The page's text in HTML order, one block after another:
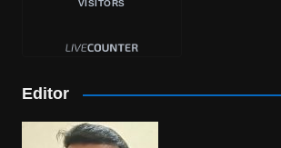
VISITORS
Editor